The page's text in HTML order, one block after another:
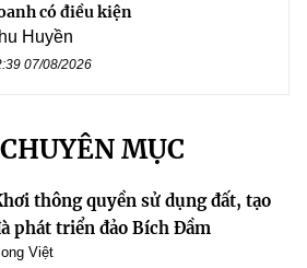
có điều kiện
Huyền
07/08/2026
MỤC
thông quyền sử dụng đất, tạo
phát triển đảo Bích Đầm
Việt